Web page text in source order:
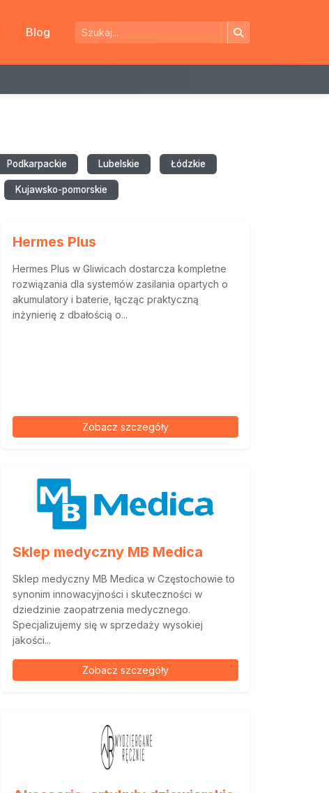
Blog
Podkarpackie Lubelskie Łódzkie
Kujawsko-pomorskie
Hermes Plus
Hermes Plus w Gliwicach dostarcza kompletne
rozwiązania dla systemów zasilania opartych o
akumulatory i baterie, łącząc praktyczną
inżynierię z dbałością o...
Zobacz szczegóły
Sklep medyczny MB Medica
Sklep medyczny MB Medica w Częstochowie to
synonim innowacyjności i skuteczności w
dziedzinie zaopatrzenia medycznego.
Specjalizujemy się w sprzedaży wysokiej
jakości...
Zobacz szczegóły